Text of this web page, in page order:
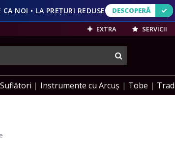
VEZI OFERTELE
CA NOI • LA PREȚURI REDUSE DESCOPERĂ
DESCOPERĂ
EXTRA SERVICII
Suflători Instrumente cu Arcuș Tobe